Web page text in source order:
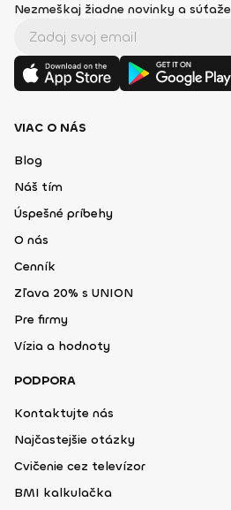
Nezmeškaj žiadne novinky a súťaže
VIAC O NÁS
Blog
Náš tím
Úspešné príbehy
O nás
Cenník
Zľava 20% s UNION
Pre firmy
Vízia a hodnoty
PODPORA
Kontaktujte nás
Najčastejšie otázky
Cvičenie cez televízor
BMI kalkulačka